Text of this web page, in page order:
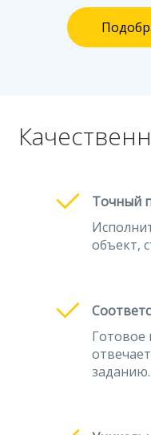
Точный
объект,
Готовое
заданию.